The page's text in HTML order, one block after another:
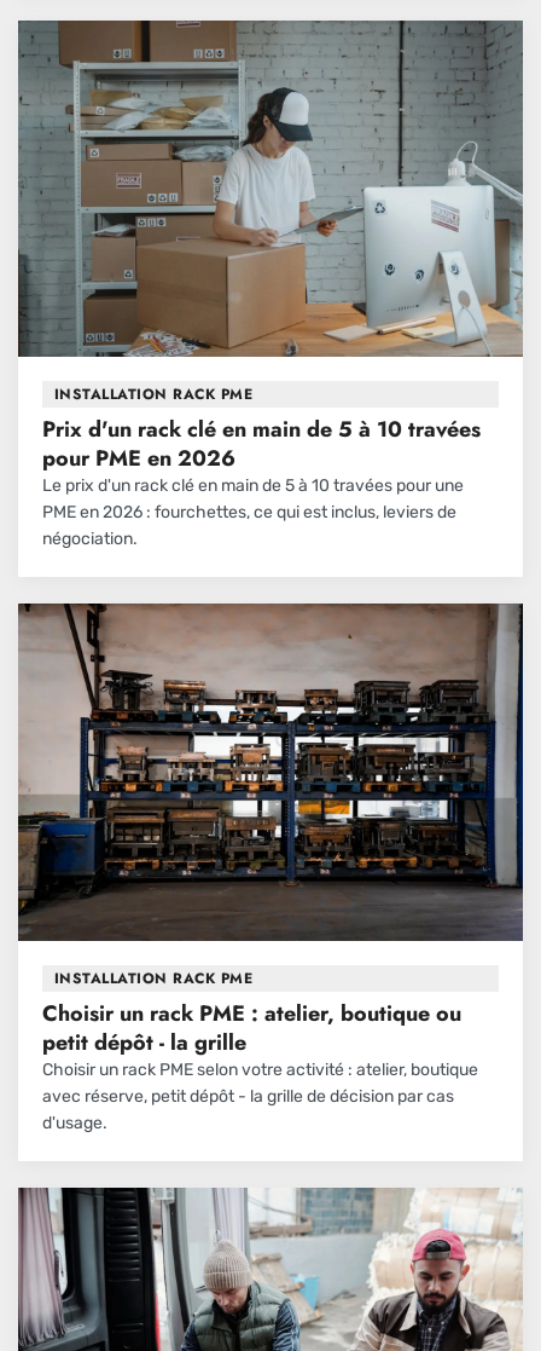
INSTALLATION RACK PME
Prix d'un rack clé en main de 5 à 10 travées
pour PME en 2026
Le prix d'un rack clé en main de 5 à 10 travées pour une
PME en 2026 : fourchettes, ce qui est inclus, leviers de
négociation.
INSTALLATION RACK PME
Choisir un rack PME : atelier, boutique ou
petit dépôt - la grille
Choisir un rack PME selon votre activité : atelier, boutique
avec réserve, petit dépôt - la grille de décision par cas
d'usage.